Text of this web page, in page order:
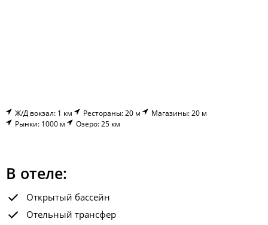
Ж/Д вокзал: 1 км Рестораны: 20 м
Магазины: 20 м
Рынки: 1000 м
Озеро: 25 км
В отеле:
Открытый бассейн
Отельный трансфер